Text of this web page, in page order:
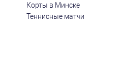
Корты в Минске
Теннисные матчи